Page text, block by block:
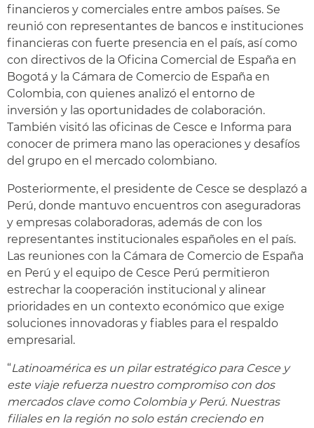
financieros y comerciales entre ambos países. Se
reunió con representantes de bancos e instituciones
financieras con fuerte presencia en el país, así como
con directivos de la Oficina Comercial de España en
Bogotá y la Cámara de Comercio de España en
Colombia, con quienes analizó el entorno de
inversión y las oportunidades de colaboración.
También visitó las oficinas de Cesce e Informa para
conocer de primera mano las operaciones y desafíos
del grupo en el mercado colombiano.
Posteriormente, el presidente de Cesce se desplazó a
Perú, donde mantuvo encuentros con aseguradoras
y empresas colaboradoras, además de con los
representantes institucionales españoles en el país.
Las reuniones con la Cámara de Comercio de España
en Perú y el equipo de Cesce Perú permitieron
estrechar la cooperación institucional y alinear
prioridades en un contexto económico que exige
soluciones innovadoras y fiables para el respaldo
empresarial.
“Latinoamérica es un pilar estratégico para Cesce y
este viaje refuerza nuestro compromiso con dos
mercados clave como Colombia y Perú. Nuestras
filiales en la región no solo están creciendo en